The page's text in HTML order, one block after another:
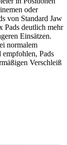
oder
von Standard Jaw
Pads deutlich mehr
Einsätzen.
normalem
Pads
Verschleiß